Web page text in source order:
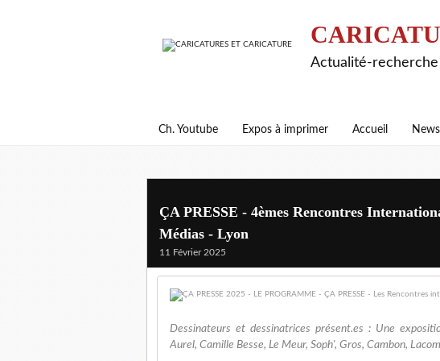
Actualité-
Ch. Youtube Expos à imprimer Accueil
ÇA PRESSE - 4èmes Rencontres
Médias - Lyon
11 Février 2025
Dessinateurs et dessinatrices présent.es : Une
Aurel, Camille Besse, Le Meur, Soph', Gros, Cambon,